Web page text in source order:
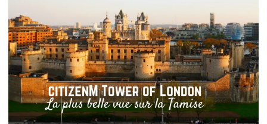
POTTER À SHERLOCK HOLMES
Audrey Europe